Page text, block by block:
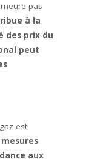
pas
à la
des prix du
peut
est
aux